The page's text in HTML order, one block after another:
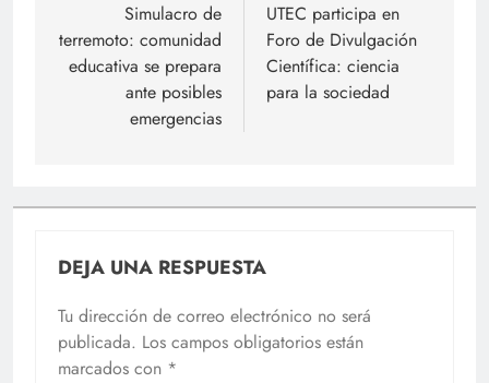
entradas
Simulacro de
terremoto: comunidad
educativa se prepara
ante posibles
emergencias
UTEC participa en
Foro de Divulgación
Científica: ciencia
para la sociedad
DEJA UNA RESPUESTA
Tu dirección de correo electrónico no será
publicada. Los campos obligatorios están
marcados con *